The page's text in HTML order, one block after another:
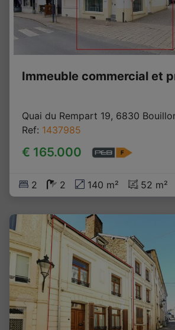
Immeuble commercial et
Quai du Rempart 19, 6830
Ref: 1437985
€ 165.000
2 2 140 m² 52 m²